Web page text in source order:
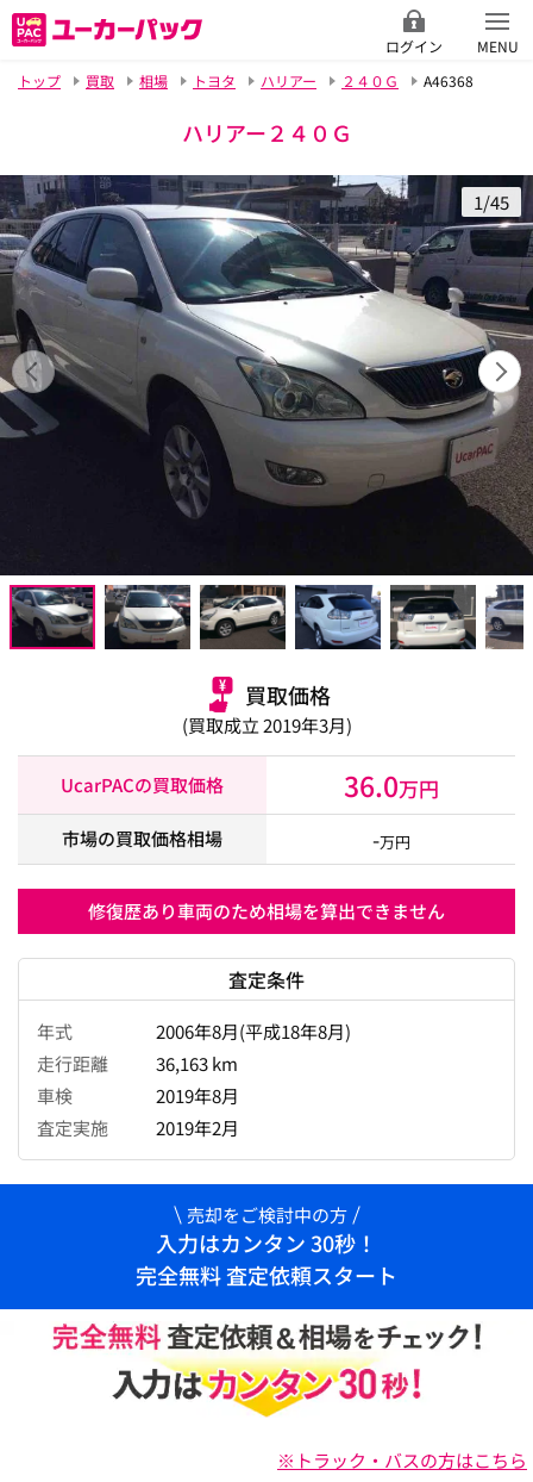
ログイン
MENU
トップ
買取 相場 トヨタ ハリアー ２４０Ｇ A46368
ハリアー２４０Ｇ
1/45
買取価格
(買取成立 2019年3月)
UcarPACの買取価格 36.0万円
市場の買取価格相場 -万円
修復歴あり車両のため相場を算出できません
査定条件
年式
2006年8月(平成18年8月)
走行距離
36,163 km
車検
2019年8月
査定実施
2019年2月
売却をご検討中の方
入力はカンタン 30秒！
完全無料 査定依頼スタート
※トラック・バスの方はこちら